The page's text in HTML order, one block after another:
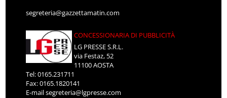
segreteria@gazzettamatin.com
CONCESSIONARIA DI PUBBLICITÀ
LG PRESSE S.R.L.
via Festaz, 52
11100 AOSTA
Tel: 0165.231711
Fax: 0165.1820141
E-mailsegreteria@lgpresse.com